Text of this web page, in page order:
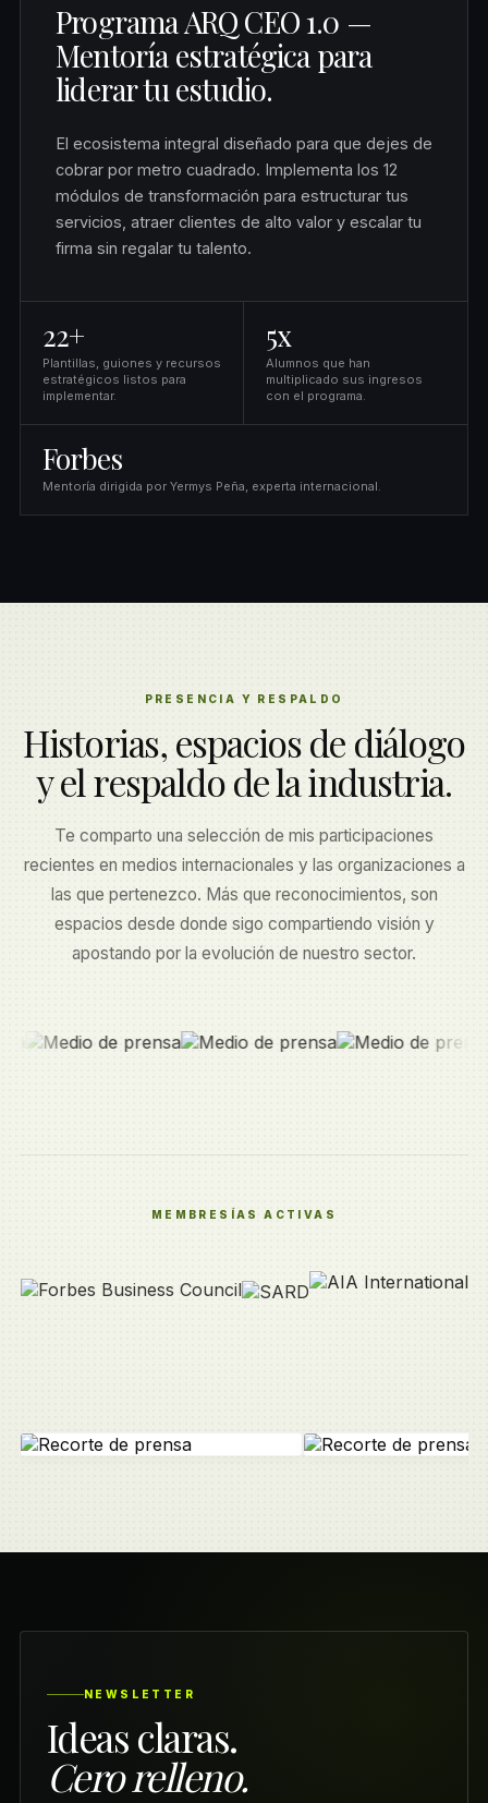
Programa ARQ CEO 1.0 —
Mentoría estratégica para
liderar tu estudio.
El ecosistema integral diseñado para que dejes de
cobrar por metro cuadrado. Implementa los 12
módulos de transformación para estructurar tus
servicios, atraer clientes de alto valor y escalar tu
firma sin regalar tu talento.
22+
Plantillas, guiones y recursos
estratégicos listos para
implementar.
5x
Alumnos que han
multiplicado sus ingresos
con el programa.
Forbes
Mentoría dirigida por Yermys Peña, experta internacional.
PRESENCIA Y RESPALDO
Historias, espacios de diálogo
y el respaldo de la industria.
Te comparto una selección de mis participaciones
recientes en medios internacionales y las organizaciones a
las que pertenezco. Más que reconocimientos, son
espacios desde donde sigo compartiendo visión y
apostando por la evolución de nuestro sector.
MEMBRESÍAS ACTIVAS
NEWSLETTER
Ideas claras.
Cero relleno.